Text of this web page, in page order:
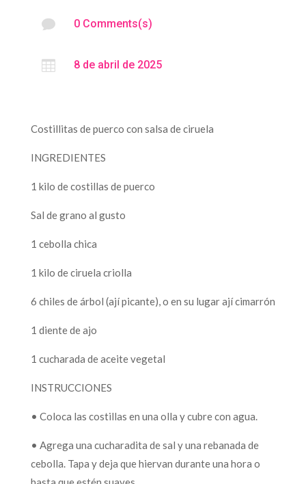
 0 Comments(s)
 8 de abril de 2025
Costillitas de puerco con salsa de ciruela
INGREDIENTES
1 kilo de costillas de puerco
Sal de grano al gusto
1 cebolla chica
1 kilo de ciruela criolla
6 chiles de árbol (ají picante), o en su lugar ají cimarrón
1 diente de ajo
1 cucharada de aceite vegetal
INSTRUCCIONES
• Coloca las costillas en una olla y cubre con agua.
• Agrega una cucharadita de sal y una rebanada de
cebolla. Tapa y deja que hiervan durante una hora o